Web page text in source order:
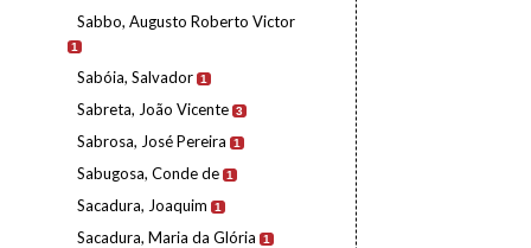
Sabbo, Augusto Roberto Victor
1
Sabóia, Salvador 1
Sabreta, João Vicente 3
Sabrosa, José Pereira 1
Sabugosa, Conde de 1
Sacadura, Joaquim 1
Sacadura, Maria da Glória 1